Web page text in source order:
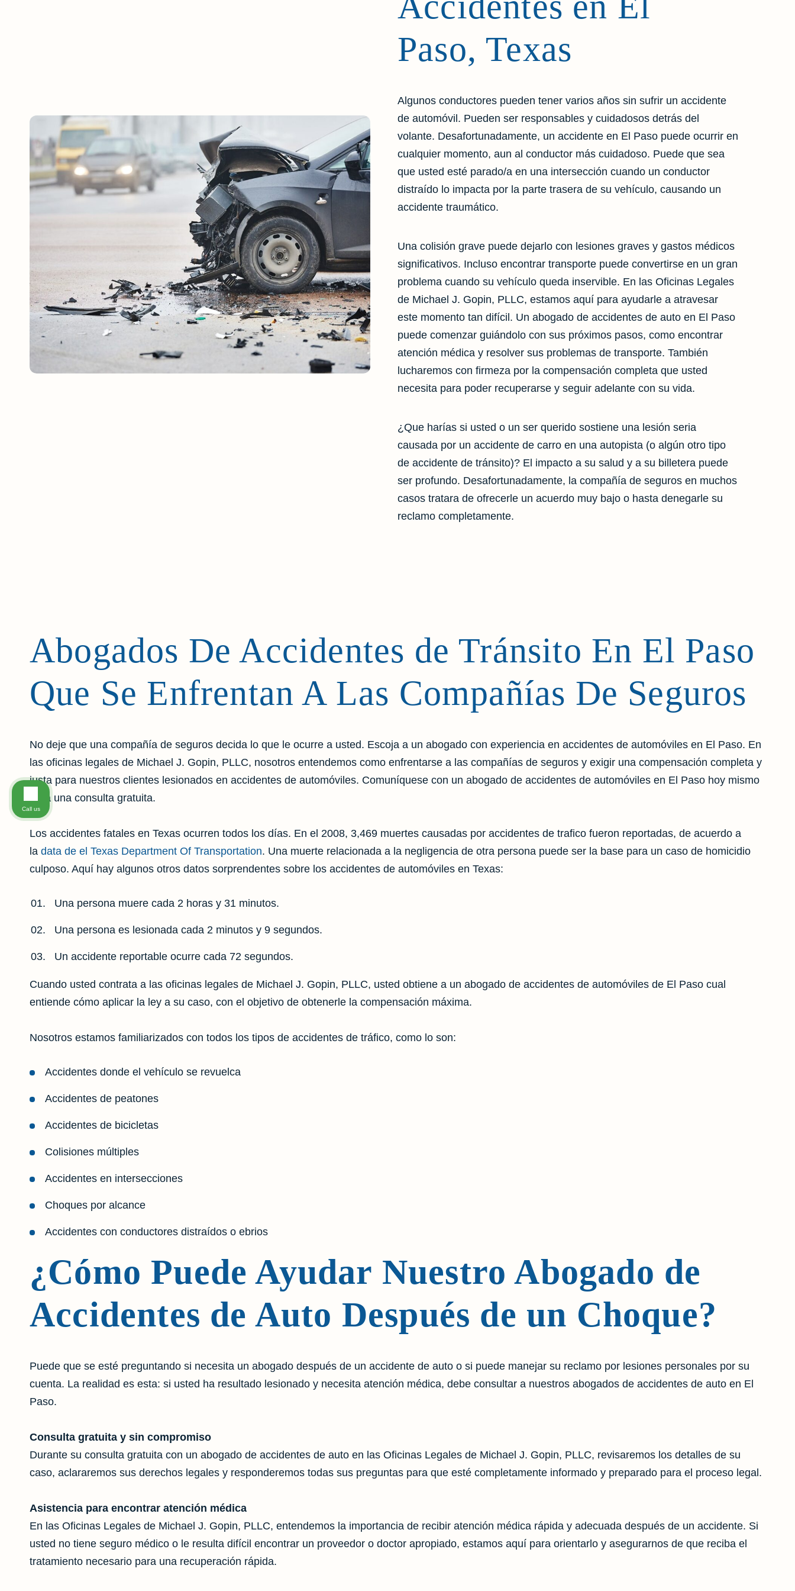
Paso, Texas
Algunos conductores pueden tener varios años sin sufrir un accidente
de automóvil. Pueden ser responsables y cuidadosos detrás del
volante. Desafortunadamente, un accidente en El Paso puede ocurrir en
cualquier momento, aun al conductor más cuidadoso. Puede que sea
que usted esté parado/a en una intersección cuando un conductor
distraído lo impacta por la parte trasera de su vehículo, causando un
accidente traumático.
Una colisión grave puede dejarlo con lesiones graves y gastos médicos
significativos. Incluso encontrar transporte puede convertirse en un gran
problema cuando su vehículo queda inservible. En las Oficinas Legales
de Michael J. Gopin, PLLC, estamos aquí para ayudarle a atravesar
este momento tan difícil. Un abogado de accidentes de auto en El Paso
puede comenzar guiándolo con sus próximos pasos, como encontrar
atención médica y resolver sus problemas de transporte. También
lucharemos con firmeza por la compensación completa que usted
necesita para poder recuperarse y seguir adelante con su vida.
¿Que harías si usted o un ser querido sostiene una lesión seria
causada por un accidente de carro en una autopista (o algún otro tipo
de accidente de tránsito)? El impacto a su salud y a su billetera puede
ser profundo. Desafortunadamente, la compañía de seguros en muchos
casos tratara de ofrecerle un acuerdo muy bajo o hasta denegarle su
reclamo completamente.
Abogados De Accidentes de Tránsito En El Paso
Que Se Enfrentan A Las Compañías De Seguros
No deje que una compañía de seguros decida lo que le ocurre a usted. Escoja a un abogado con experiencia en accidentes de automóviles en El Paso. En
las oficinas legales de Michael J. Gopin, PLLC, nosotros entendemos como enfrentarse a las compañías de seguros y exigir una compensación completa y
justa para nuestros clientes lesionados en accidentes de automóviles. Comuníquese con un abogado de accidentes de automóviles en El Paso hoy mismo
para una consulta gratuita.
Los accidentes fatales en Texas ocurren todos los días. En el 2008, 3,469 muertes causadas por accidentes de trafico fueron reportadas, de acuerdo a
la data de el Texas Department Of Transportation. Una muerte relacionada a la negligencia de otra persona puede ser la base para un caso de homicidio
culposo. Aquí hay algunos otros datos sorprendentes sobre los accidentes de automóviles en Texas:
Una persona muere cada 2 horas y 31 minutos.
Una persona es lesionada cada 2 minutos y 9 segundos.
Un accidente reportable ocurre cada 72 segundos.
Cuando usted contrata a las oficinas legales de Michael J. Gopin, PLLC, usted obtiene a un abogado de accidentes de automóviles de El Paso cual
entiende cómo aplicar la ley a su caso, con el objetivo de obtenerle la compensación máxima.
Nosotros estamos familiarizados con todos los tipos de accidentes de tráfico, como lo son:
Accidentes donde el vehículo se revuelca
Accidentes de peatones
Accidentes de bicicletas
Colisiones múltiples
Accidentes en intersecciones
Choques por alcance
Accidentes con conductores distraídos o ebrios
¿Cómo Puede Ayudar Nuestro Abogado de
Accidentes de Auto Después de un Choque?
Puede que se esté preguntando si necesita un abogado después de un accidente de auto o si puede manejar su reclamo por lesiones personales por su
cuenta. La realidad es esta: si usted ha resultado lesionado y necesita atención médica, debe consultar a nuestros abogados de accidentes de auto en El
Paso.
Consulta gratuita y sin compromiso
Durante su consulta gratuita con un abogado de accidentes de auto en las Oficinas Legales de Michael J. Gopin, PLLC, revisaremos los detalles de su
caso, aclararemos sus derechos legales y responderemos todas sus preguntas para que esté completamente informado y preparado para el proceso legal.
Asistencia para encontrar atención médica
En las Oficinas Legales de Michael J. Gopin, PLLC, entendemos la importancia de recibir atención médica rápida y adecuada después de un accidente. Si
usted no tiene seguro médico o le resulta difícil encontrar un proveedor o doctor apropiado, estamos aquí para orientarlo y asegurarnos de que reciba el
tratamiento necesario para una recuperación rápida.
Call us